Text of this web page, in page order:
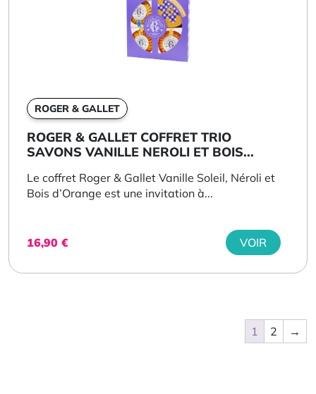
ROGER & GALLET
ROGER & GALLET COFFRET TRIO
SAVONS VANILLE NEROLI ET BOIS...
Le coffret Roger & Gallet Vanille Soleil, Néroli et
Bois d’Orange est une invitation à...
16,90 € VOIR
1 2 →